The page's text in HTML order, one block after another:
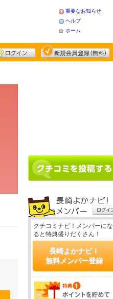
重要なお知らせ
ヘルプ
ホーム
クチコミナビ！メンバーにな
ると特典盛りだくさん！
長崎よかナビ！
無料メンバー登録